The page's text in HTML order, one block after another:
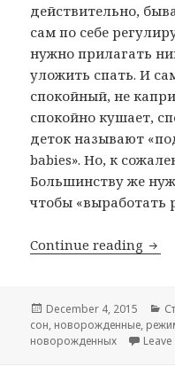
действительно,
сам по себе
нужно прилагать
уложить спать. И
спокойный, не
спокойно кушает,
деток называют
babies». Но, к
Большинству же
чтобы «выработать
Continue reading
Posted
on
December 4, 2015
сон, новорожденные,
новорожденных